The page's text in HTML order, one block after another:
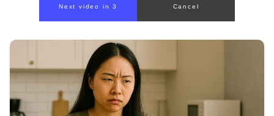
Next video in 1 Cancel